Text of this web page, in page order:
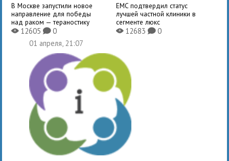
В Москве запустили новое
направление для победы
над раком — тераностику
X12605K0
EMC подтвердил статус
лучшей частной клиники в
сегменте люкс
X12683 K0
01 апреля, 21:07